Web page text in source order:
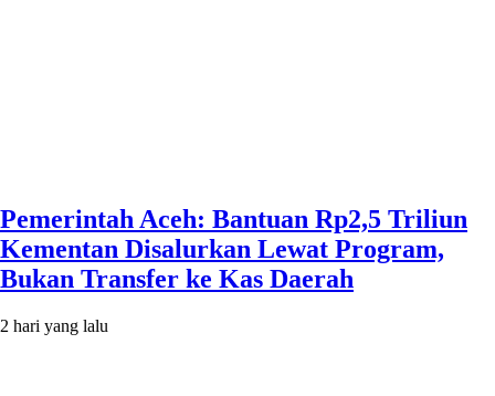
Pemerintah Aceh: Bantuan Rp2,5 Triliun
Kementan Disalurkan Lewat Program,
Bukan Transfer ke Kas Daerah
2 hari yang lalu